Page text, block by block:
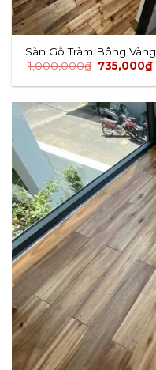
Sàn Gỗ Tràm Bông Vàng
1,000,000₫ 735,000₫